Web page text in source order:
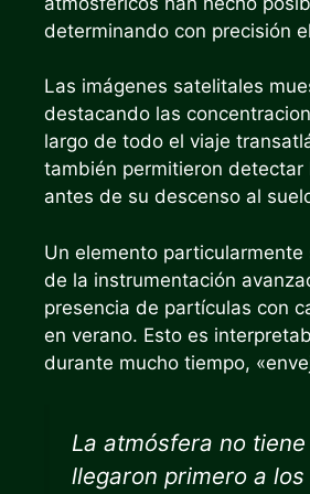
determinando con precisión
Las imágenes satelitales
destacando las
largo de todo el viaje
también permitieron
antes de su descenso al
Un elemento
de la instrumentación
presencia de partículas con
en verano. Esto es
durante mucho tiempo,
La atmósfera no
llegaron primero a